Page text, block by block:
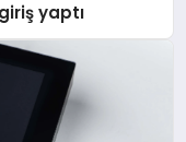
yaptı